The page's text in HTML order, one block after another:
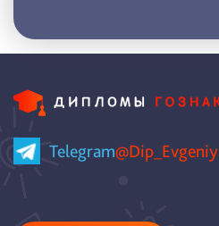
Telegram@Dip_Evgeniy